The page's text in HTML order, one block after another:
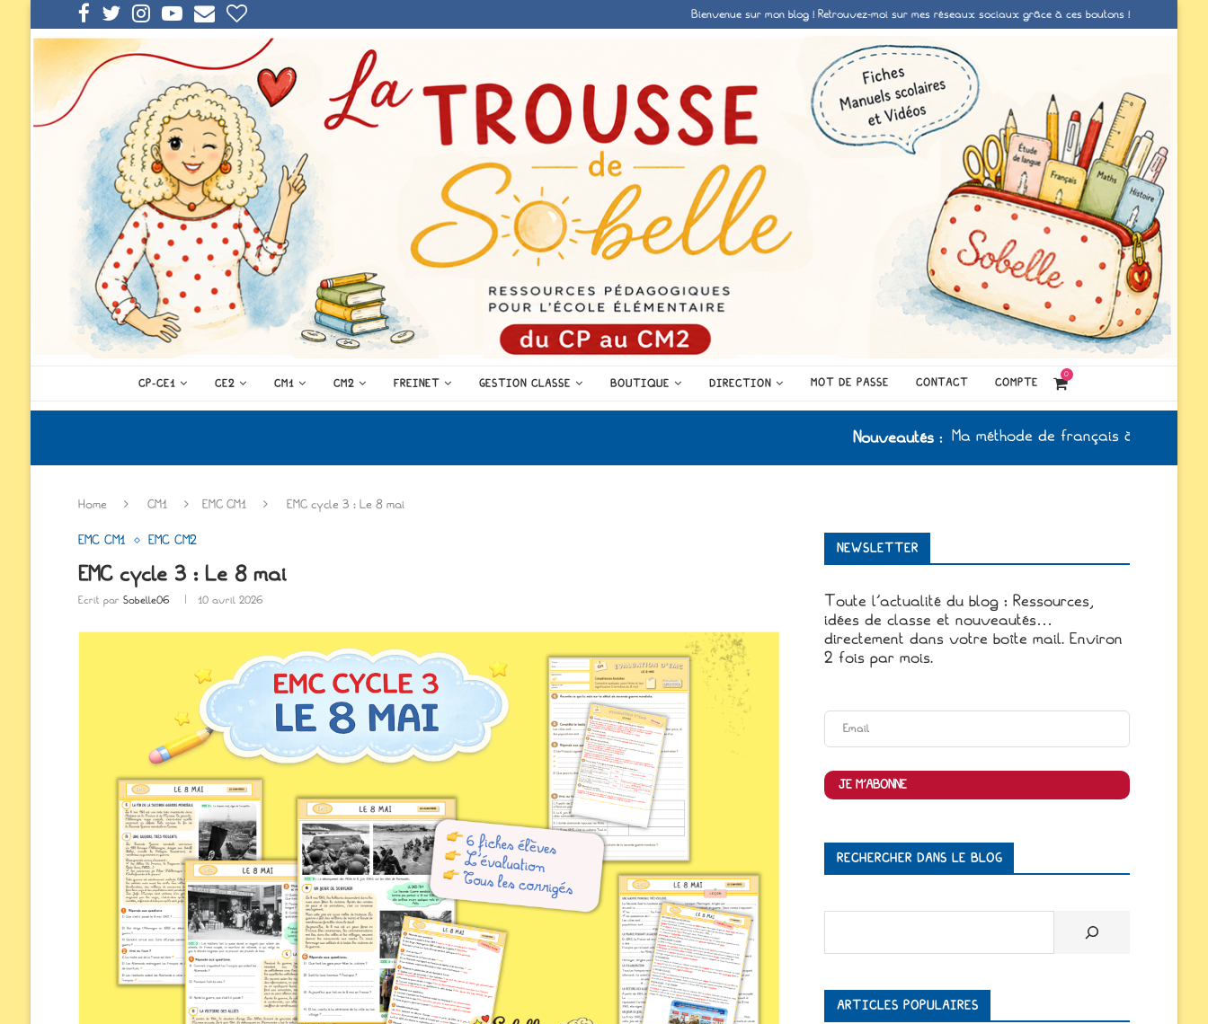
Bienvenue sur mon blog ! Retrouvez-moi sur mes réseaux sociaux grâce à ces boutons !
CP-CE1 CE2 CM1 CM2 FREINET GESTION CLASSE BOUTIQUE DIRECTION MOT DE PASSE CONTACT COMPTE
0
: Ma méthode de français à jour / Le cahier-
Home CM1 EMC CM1 EMC cycle 3 : Le 8 mai
EMC CM1 EMC CM2
EMC cycle 3 : Le 8 mai
Ecrit par Sobelle06 10 avril 2026
NEWSLETTER
Toute l'actualité du blog : Ressources,
idées de classe et nouveautés…
directement dans votre boîte mail. Environ
2 fois par mois.
JE M'ABONNE
RECHERCHER DANS LE BLOG
ARTICLES POPULAIRES